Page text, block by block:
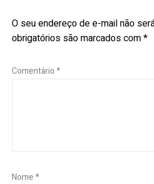
O seu endereço de e-mail não
obrigatórios são marcados com*
Comentário*
Nome*